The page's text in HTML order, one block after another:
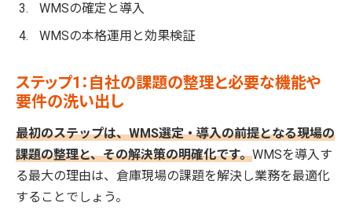
WMSの確定と導入
WMSの本格運用と効果検証
ステップ1：自社の課題の整理と必要な機能や
要件の洗い出し
最初のステップは、WMS選定・導入の前提となる現場の
課題の整理と、その解決策の明確化です。WMSを導入す
る最大の理由は、倉庫現場の課題を解決し業務を最適化
することでしょう。